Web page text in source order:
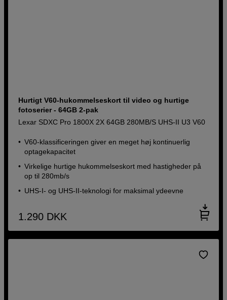
Hurtigt V60-hukommelseskort til video og hurtige
fotoserier - 64GB 2-pak
Lexar SDXC Pro 1800X 2X 64GB 280MB/S UHS-II U3 V60
V60-klassificeringen giver en meget høj kontinuerlig
optagekapacitet
Virkelige hurtige hukommelseskort med hastigheder på
op til 280mb/s
UHS-I- og UHS-II-teknologi for maksimal ydeevne
1.290 DKK